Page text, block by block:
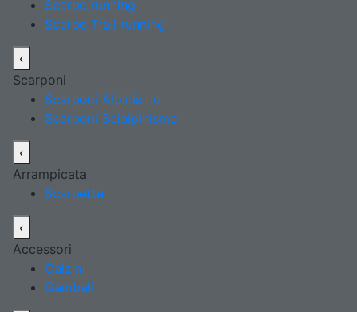
Scarpe running
Scarpe Trail running
‹
Scarponi
Scarponi Alpinismo
Scarponi Scialpinismo
‹
Arrampicata
Scarpette
‹
Accessori
Calzini
Gambali